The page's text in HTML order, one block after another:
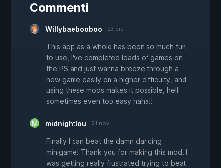
Commenti
Willybaebooboo 23 dic
This app as a whole has been so much fun
to use, I've completed loads of games on
the PS and just wanna breeze through a
new game easily on a higher difficulty, and
using these mods makes it possible, hell
sometimes even too easy haha!!
midnightlou 21 nov
Finally I can beat the damn dancing
minigame! Thank you for making this mod. I
was getting really frustrated trying to beat